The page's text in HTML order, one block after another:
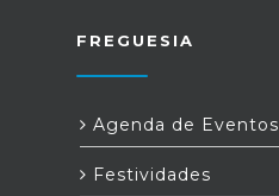
FREGUESIA
Agenda de Eventos
Festividades